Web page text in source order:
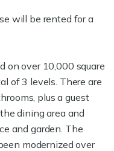
will be rented for a
on over 10,000 square
of 3 levels. There are
plus a guest
dining area and
and garden. The
modernized over